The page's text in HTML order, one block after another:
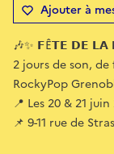
Ajouter à
🎶✨ 𝗙Ê𝗧𝗘 𝗗𝗘
2 jours de son,
RockyPop
📍 Les 20 & 21 juin
📌 9-11 rue de